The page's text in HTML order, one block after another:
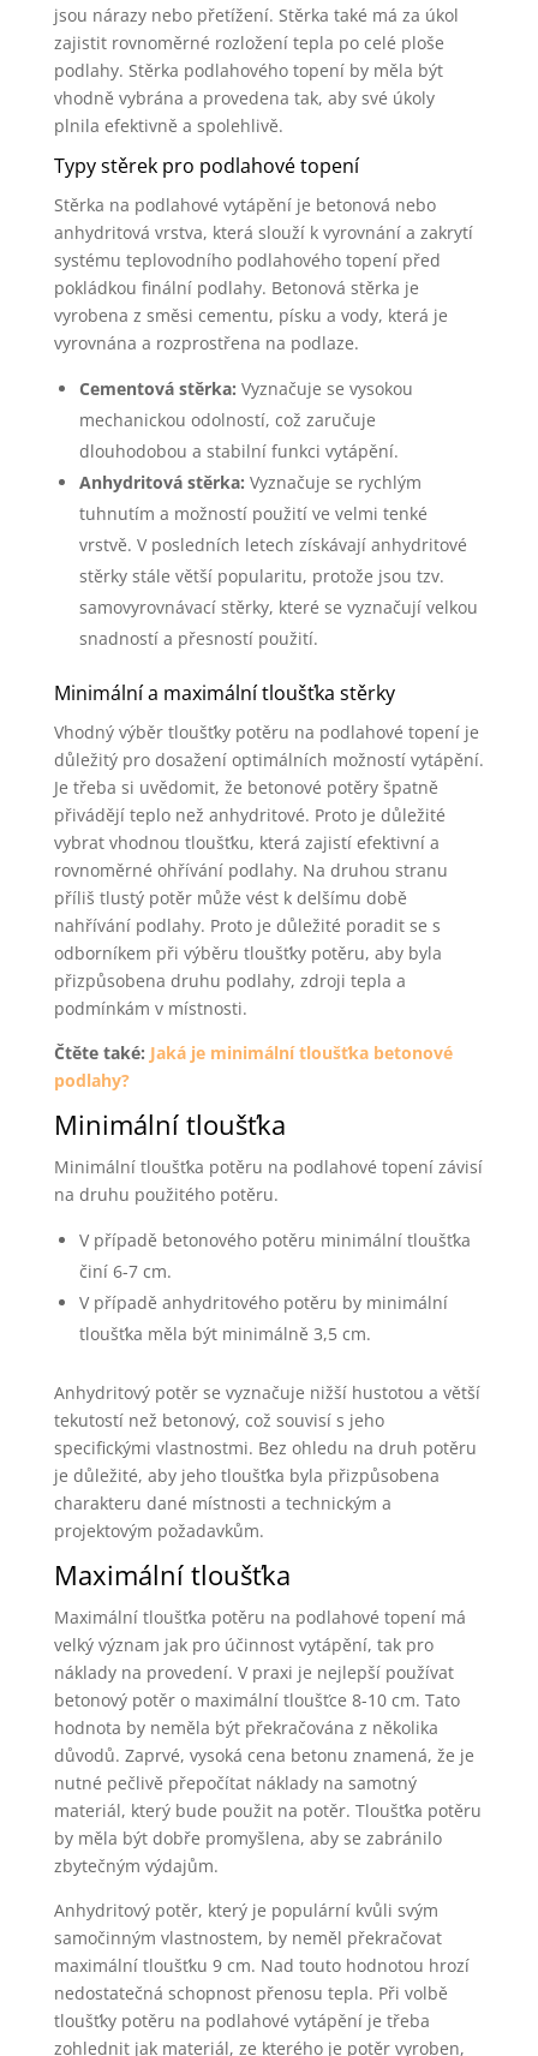
jsou nárazy nebo přetížení. Stěrka také má za úkol
zajistit rovnoměrné rozložení tepla po celé ploše
podlahy. Stěrka podlahového topení by měla být
vhodně vybrána a provedena tak, aby své úkoly
plnila efektivně a spolehlivě.
Typy stěrek pro podlahové topení
Stěrka na podlahové vytápění je betonová nebo
anhydritová vrstva, která slouží k vyrovnání a zakrytí
systému teplovodního podlahového topení před
pokládkou finální podlahy. Betonová stěrka je
vyrobena z směsi cementu, písku a vody, která je
vyrovnána a rozprostřena na podlaze.
Cementová stěrka: Vyznačuje se vysokou
mechanickou odolností, což zaručuje
dlouhodobou a stabilní funkci vytápění.
Anhydritová stěrka: Vyznačuje se rychlým
tuhnutím a možností použití ve velmi tenké
vrstvě. V posledních letech získávají anhydritové
stěrky stále větší popularitu, protože jsou tzv.
samovyrovnávací stěrky, které se vyznačují velkou
snadností a přesností použití.
Minimální a maximální tloušťka stěrky
Vhodný výběr tloušťky potěru na podlahové topení je
důležitý pro dosažení optimálních možností vytápění.
Je třeba si uvědomit, že betonové potěry špatně
přivádějí teplo než anhydritové. Proto je důležité
vybrat vhodnou tloušťku, která zajistí efektivní a
rovnoměrné ohřívání podlahy. Na druhou stranu
příliš tlustý potěr může vést k delšímu době
nahřívání podlahy. Proto je důležité poradit se s
odborníkem při výběru tloušťky potěru, aby byla
přizpůsobena druhu podlahy, zdroji tepla a
podmínkám v místnosti.
Čtěte také: Jaká je minimální tloušťka betonové
podlahy?
Minimální tloušťka
Minimální tloušťka potěru na podlahové topení závisí
na druhu použitého potěru.
V případě betonového potěru minimální tloušťka
činí 6-7 cm.
V případě anhydritového potěru by minimální
tloušťka měla být minimálně 3,5 cm.
Anhydritový potěr se vyznačuje nižší hustotou a větší
tekutostí než betonový, což souvisí s jeho
specifickými vlastnostmi. Bez ohledu na druh potěru
je důležité, aby jeho tloušťka byla přizpůsobena
charakteru dané místnosti a technickým a
projektovým požadavkům.
Maximální tloušťka
Maximální tloušťka potěru na podlahové topení má
velký význam jak pro účinnost vytápění, tak pro
náklady na provedení. V praxi je nejlepší používat
betonový potěr o maximální tloušťce 8-10 cm. Tato
hodnota by neměla být překračována z několika
důvodů. Zaprvé, vysoká cena betonu znamená, že je
nutné pečlivě přepočítat náklady na samotný
materiál, který bude použit na potěr. Tloušťka potěru
by měla být dobře promyšlena, aby se zabránilo
zbytečným výdajům.
Anhydritový potěr, který je populární kvůli svým
samočinným vlastnostem, by neměl překračovat
maximální tloušťku 9 cm. Nad touto hodnotou hrozí
nedostatečná schopnost přenosu tepla. Při volbě
tloušťky potěru na podlahové vytápění je třeba
zohlednit jak materiál, ze kterého je potěr vyroben,